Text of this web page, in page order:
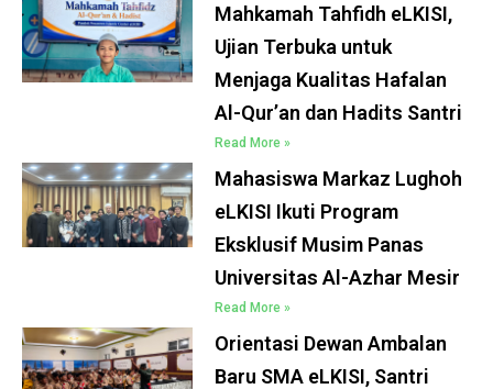
Mahkamah Tahfidh eLKISI,
Ujian Terbuka untuk
Menjaga Kualitas Hafalan
Al-Qur’an dan Hadits Santri
Read More »
Mahasiswa Markaz Lughoh
eLKISI Ikuti Program
Eksklusif Musim Panas
Universitas Al-Azhar Mesir
Read More »
Orientasi Dewan Ambalan
Baru SMA eLKISI, Santri